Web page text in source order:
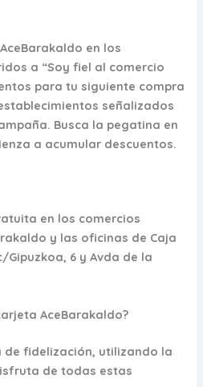
en los
a “Soy fiel al comercio
para tu siguiente compra
señalizados
Busca la pegatina en
a acumular descuentos.
en los comercios
y las oficinas de Caja
Gipuzkoa, 6 y Avda de la
AceBarakaldo?
de fidelización, utilizando la
de todas estas